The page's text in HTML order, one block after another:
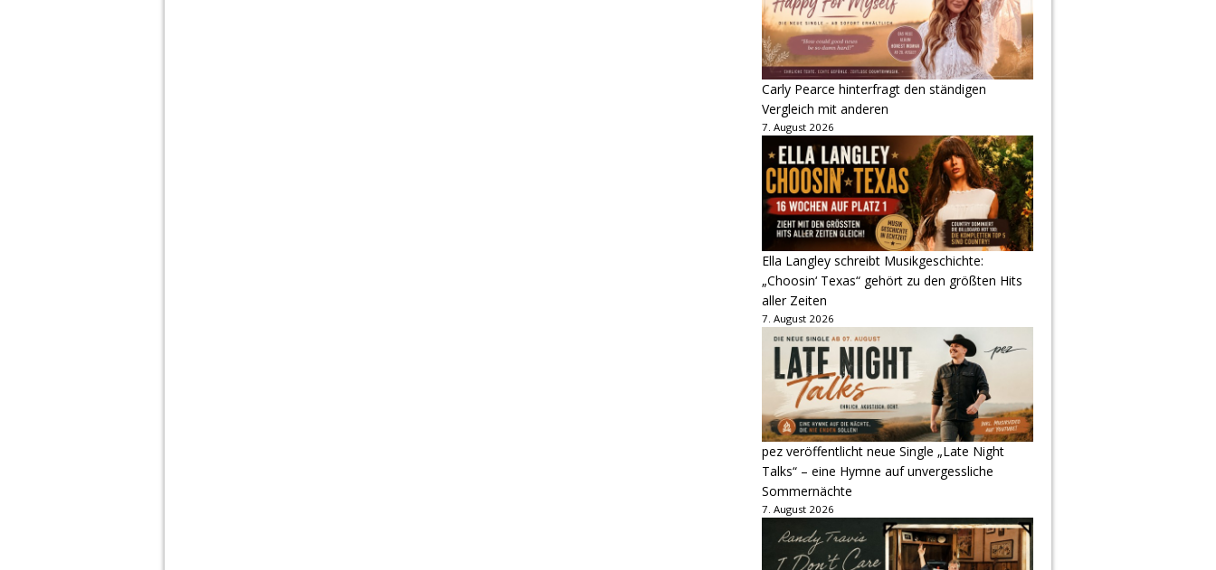
Carly Pearce hinterfragt den ständigen
Vergleich mit anderen
7. August 2026
Ella Langley schreibt Musikgeschichte:
„Choosin‘ Texas“ gehört zu den größten Hits
aller Zeiten
7. August 2026
pez veröffentlicht neue Single „Late Night
Talks“ – eine Hymne auf unvergessliche
Sommernächte
7. August 2026